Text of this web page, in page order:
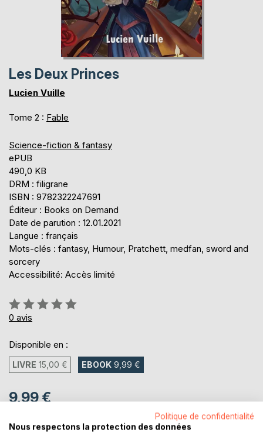
Les Deux Princes
Lucien Vuille
Tome 2 : Fable
Science-fiction & fantasy
ePUB
490,0 KB
DRM : filigrane
ISBN : 9782322247691
Éditeur : Books on Demand
Date de parution : 12.01.2021
Langue : français
Mots-clés : fantasy, Humour, Pratchett, medfan, sword and
sorcery
Accessibilité: Accès limité
Évaluation:
0%
0 avis
Disponible en :
LIVRE 15,00 € EBOOK 9,99 €
9,99 €
Téléchargement disponible dès maintenant
Politique de confidentialité
Nous respectons la protection des données